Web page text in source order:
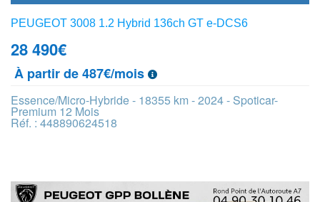
PEUGEOT 3008 1.2 Hybrid 136ch GT e-DCS6
28 490€
À partir de 487€/mois
Essence/Micro-Hybride - 18355 km - 2024 - Spoticar-
Premium 12 Mois
Réf. : 448890624518